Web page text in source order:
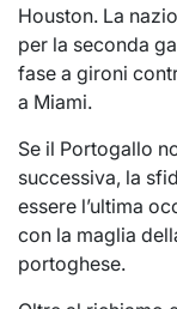
Houston. La
per la seconda
fase a gironi
a Miami.
Se il Portogallo
successiva, la
essere l’ultima
con la maglia
portoghese.